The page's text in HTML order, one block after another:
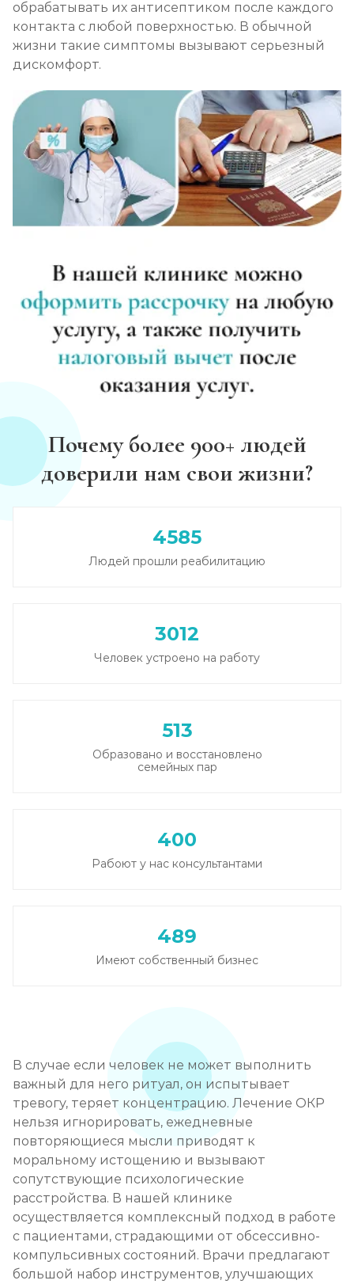
обрабатывать их антисептиком после каждого
контакта с любой поверхностью. В обычной
жизни такие симптомы вызывают серьезный
дискомфорт.
Почему более 900+ людей
доверили нам свои жизни?
4585
Людей прошли реабилитацию
3012
Человек устроено на работу
513
Образовано и восстановлено
семейных пар
400
Рабоют у нас консультантами
489
Имеют собственный бизнес
В случае если человек не может выполнить
важный для него ритуал, он испытывает
тревогу, теряет концентрацию. Лечение ОКР
нельзя игнорировать, ежедневные
повторяющиеся мысли приводят к
моральному истощению и вызывают
сопутствующие психологические
расстройства. В нашей клинике
осуществляется комплексный подход в работе
с пациентами, страдающими от обсессивно-
компульсивных состояний. Врачи предлагают
большой набор инструментов, улучшающих